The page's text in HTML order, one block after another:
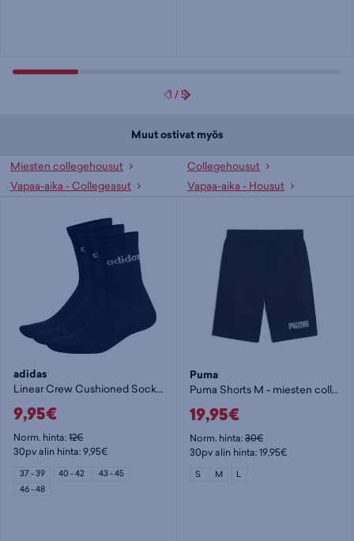
1 /5
Muut ostivat myös
Miesten collegehousut
Collegehousut
Vapaa-aika - Collegeasut
Vapaa-aika - Housut
adidas
Linear Crew Cushioned Socks 3 Pairs - nilkkasukat
9,95€
Norm. hinta:12€
30pv alin hinta: 9,95€
37 - 39 40 - 42
43 - 45
46 - 48
Puma
Puma Shorts M - miesten collegeshortsit
19,95€
Norm. hinta:30€
30pv alin hinta: 19,95€
S M L